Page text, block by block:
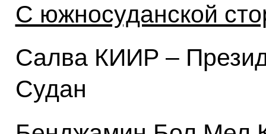
С южносуданской
Салва КИИР –
Судан